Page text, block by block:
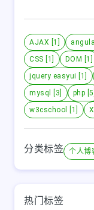
AJAX [1]
CSS [1]
DOM [1]
jquery easyui [1]
mysql [3]
php [5]
w3cschool [1]
分类标签 个人博
热门标签